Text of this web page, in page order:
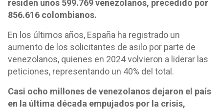
residen unos 599.769 venezolanos, precedido por
856.616 colombianos.
En los últimos años, España ha registrado un
aumento de los solicitantes de asilo por parte de
venezolanos, quienes en 2024 volvieron a liderar las
peticiones, representando un 40% del total.
Casi ocho millones de venezolanos dejaron el país
en la última década empujados por la crisis,